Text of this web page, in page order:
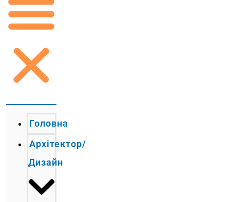
Головна
Архітектор/
Дизайн